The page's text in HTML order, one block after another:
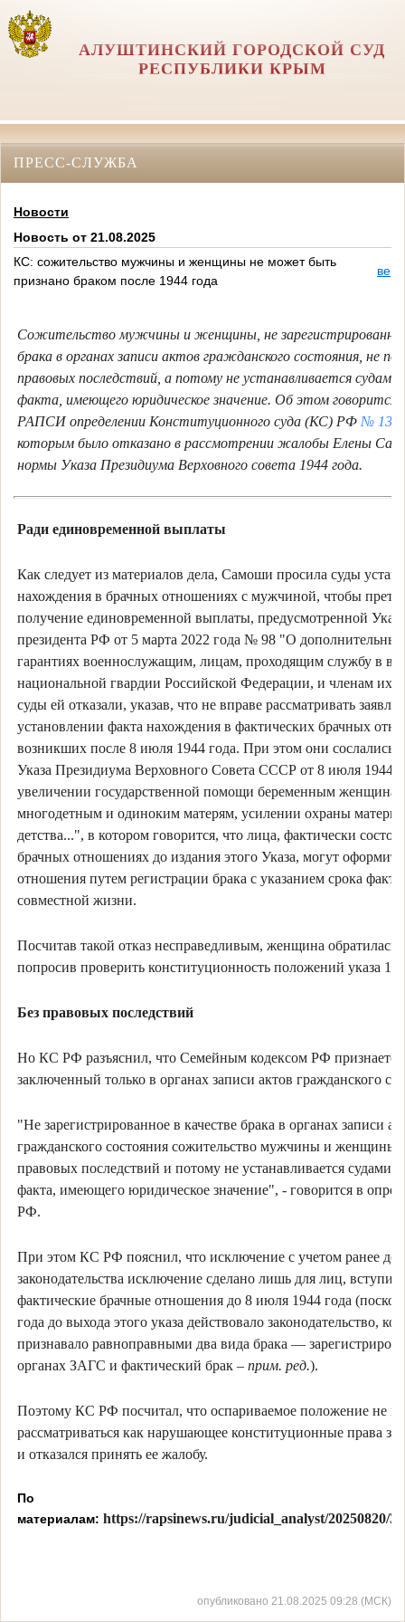
АЛУШТИНСКИЙ ГОРОДСКОЙ СУД
РЕСПУБЛИКИ КРЫМ
ПРЕСС-СЛУЖБА
Новости
Новость от 21.08.2025
КС: сожительство мужчины и женщины не может быть
признано браком после 1944 года
Сожительство мужчины и женщины, не
брака в органах записи актов гражданского состояния, не
правовых последствий, а потому не устанавливается судами
факта, имеющего юридическое значение. Об этом говорится
РАПСИ определении Конституционного суда (КС) РФ №
которым было отказано в рассмотрении жалобы Елены
нормы Указа Президиума Верховного совета 1944 года.
Ради единовременной выплаты
Как следует из материалов дела, Самоши просила суды
нахождения в брачных отношениях с мужчиной, чтобы
получение единовременной выплаты, предусмотренной
президента РФ от 5 марта 2022 года № 98 "О
гарантиях военнослужащим, лицам, проходящим службу в
национальной гвардии Российской Федерации, и членам их
суды ей отказали, указав, что не вправе рассматривать
установлении факта нахождения в фактических брачных
возникших после 8 июля 1944 года. При этом они сослались
Указа Президиума Верховного Совета СССР от 8 июля 1944
увеличении государственной помощи беременным
многодетным и одиноким матерям, усилении охраны
детства...", в котором говорится, что лица, фактически
брачных отношениях до издания этого Указа, могут
отношения путем регистрации брака с указанием срока
совместной жизни.
Посчитав такой отказ несправедливым, женщина
попросив проверить конституционность положений указа
Без правовых последствий
Но КС РФ разъяснил, что Семейным кодексом РФ признается
заключенный только в органах записи актов гражданского
"Не зарегистрированное в качестве брака в органах записи
гражданского состояния сожительство мужчины и женщины
правовых последствий и потому не устанавливается судами в
факта, имеющего юридическое значение", - говорится в
РФ.
При этом КС РФ пояснил, что исключение с учетом ранее
законодательства исключение сделано лишь для лиц,
фактические брачные отношения до 8 июля 1944 года
года до выхода этого указа действовало законодательство,
признавало равноправными два вида брака —
органах ЗАГС и фактический брак – прим. ред.).
Поэтому КС РФ посчитал, что оспариваемое положение не
рассматриваться как нарушающее конституционные права
и отказался принять ее жалобу.
По
материалам: https://rapsinews.ru/judicial_analyst/20250820/
опубликовано 21.08.2025 09:28 (МСК)